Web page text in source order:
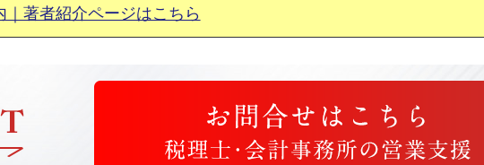
著者紹介ページはこちら